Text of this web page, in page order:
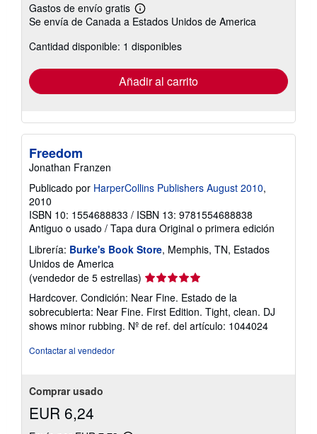
Gastos de envío gratis
Más
información
las
tarifas
envío
Se envía de Canada a Estados Unidos de America
Cantidad disponible: 1 disponibles
Añadir al carrito
Freedom
Jonathan Franzen
Publicado por HarperCollins Publishers August 2010,
2010
ISBN 10: 1554688833 / ISBN 13: 9781554688838
Antiguo o usado / Tapa dura Original o primera edición
Librería: Burke's Book Store, Memphis, TN, Estados
Unidos de America
(vendedor de 5 estrellas) Calificación
del
vendedor:
5
de
Hardcover. Condición: Near Fine. Estado de la
sobrecubierta: Near Fine. First Edition. Tight, clean. DJ
shows minor rubbing. Nº de ref. del artículo: 1044024
Contactar al vendedor
Comprar usado
EUR 6,24